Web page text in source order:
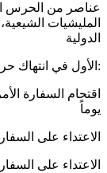
ﻋﻨﺎﺻﺮ ﻣﻦ اﻟﺤﺮس
اﻟﻤﻠﯿﺸﯿﺎت
اﻟﺪوﻟﯿﺔ
:اﻷول ﻓﻲ اﻧﺘﮭﺎك
ﯾﻮﻣﺎً
اﻻﻋﺘﺪاء ﻋﻠﻰ اﻟﺴﻔﺎرة
اﻻﻋﺘﺪاء ﻋﻠﻰ اﻟﺴﻔﺎرة